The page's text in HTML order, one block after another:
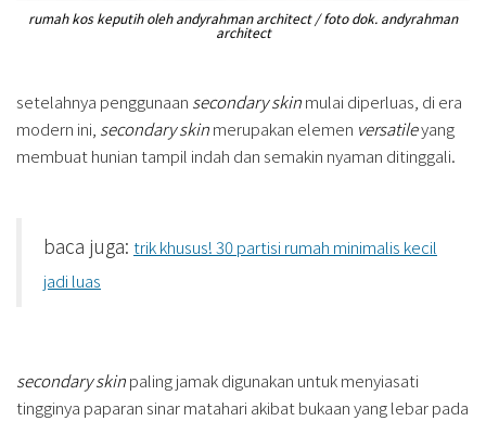
rumah kos keputih oleh andyrahman architect / foto dok. andyrahman
architect
setelahnya penggunaan secondary skinmulai diperluas, di era
modern ini, secondary skinmerupakan elemen versatileyang
membuat hunian tampil indah dan semakin nyaman ditinggali.
baca juga: trik khusus! 30 partisi rumah minimalis kecil
jadi luas
secondary skinpaling jamak digunakan untuk menyiasati
tingginya paparan sinar matahari akibat bukaan yang lebar pada